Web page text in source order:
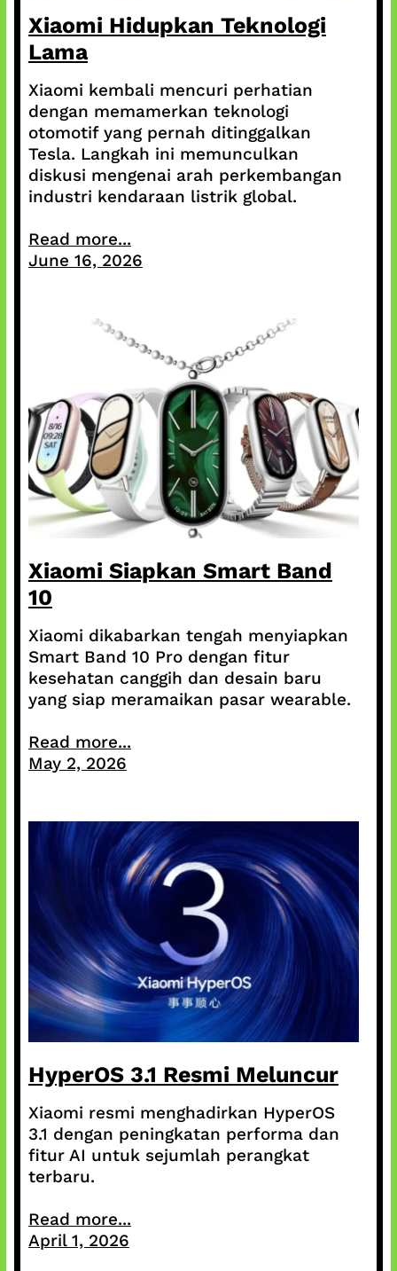
Xiaomi Hidupkan Teknologi
Lama
Xiaomi kembali mencuri perhatian
dengan memamerkan teknologi
otomotif yang pernah ditinggalkan
Tesla. Langkah ini memunculkan
diskusi mengenai arah perkembangan
industri kendaraan listrik global.
Read more...
June 16, 2026
Xiaomi Siapkan Smart Band
10
Xiaomi dikabarkan tengah menyiapkan
Smart Band 10 Pro dengan fitur
kesehatan canggih dan desain baru
yang siap meramaikan pasar wearable.
Read more...
May 2, 2026
HyperOS 3.1 Resmi Meluncur
Xiaomi resmi menghadirkan HyperOS
3.1 dengan peningkatan performa dan
fitur AI untuk sejumlah perangkat
terbaru.
Read more...
April 1, 2026